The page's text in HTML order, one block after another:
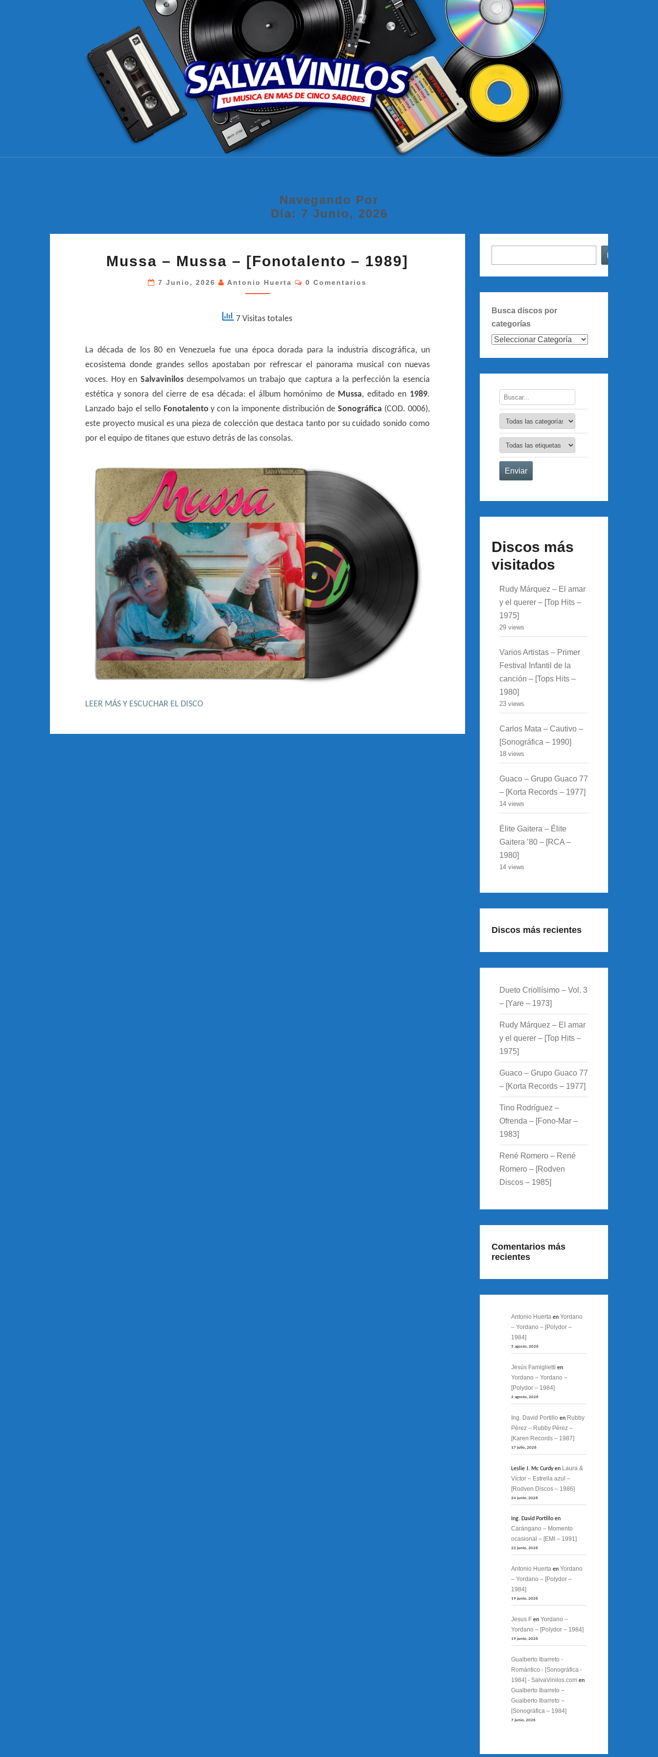
Tu
Música
En Más
De
Navegando Por
Día: 7 Junio, 2026
–
MUSSA
–
–
Mussa – Mussa – [Fonotalento – 1989]
7 Junio, 2026 Antonio Huerta Comentarios
0 Comentarios
7 Visitas totales
La década de los 80 en Venezuela fue una época dorada para la industria discográfica, un
ecosistema donde grandes sellos apostaban por refrescar el panorama musical con nuevas
voces. Hoy en Salvavinilosdesempolvamos un trabajo que captura a la perfección la esencia
estética y sonora del cierre de esa década: el álbum homónimo de Mussa, editado en 1989.
Lanzado bajo el sello Fonotalento y con la imponente distribución de Sonográfica (COD. 0006),
este proyecto musical es una pieza de colección que destaca tanto por su cuidado sonido como
por el equipo de titanes que estuvo detrás de las consolas.
LEER MÁS Y ESCUCHAR EL DISCO
Buscar
Busca discos por
categorías
Discos más
visitados
Rudy Márquez – El amar
y el querer – [Top Hits –
1975]
29 views
Varios Artistas – Primer
Festival Infantil de la
canción – [Tops Hits –
1980]
23 views
Carlos Mata – Cautivo –
[Sonográfica – 1990]
18 views
Guaco – Grupo Guaco 77
– [Korta Records – 1977]
14 views
Élite Gaitera – Élite
Gaitera ’80 – [RCA –
1980]
14 views
Discos más recientes
Dueto Criollísimo – Vol. 3
– [Yare – 1973]
Rudy Márquez – El amar
y el querer – [Top Hits –
1975]
Guaco – Grupo Guaco 77
– [Korta Records – 1977]
Tino Rodríguez –
Ofrenda – [Fono-Mar –
1983]
René Romero – René
Romero – [Rodven
Discos – 1985]
Comentarios más
recientes
Antonio Huertaen Yordano
– Yordano – [Polydor –
1984]
5 agosto, 2026
Jesús Famiglietti en
Yordano – Yordano –
[Polydor – 1984]
2 agosto, 2026
Ing. David Portillo en Rubby
Pérez – Rubby Pérez –
[Karen Records – 1987]
17 julio, 2026
Leslie J. Mc Curdyen Laura &
Víctor – Estrella azul –
[Rodven Discos – 1986]
24 junio, 2026
Ing. David Portilloen
Carángano – Momento
ocasional – [EMI – 1991]
22 junio, 2026
Antonio Huertaen Yordano
– Yordano – [Polydor –
1984]
19 junio, 2026
Jesus Fen Yordano –
Yordano – [Polydor – 1984]
19 junio, 2026
Gualberto Ibarreto -
Romántico - [Sonográfica -
1984] - SalvaVinilos.comen
Gualberto Ibarreto –
Gualberto Ibarreto –
[Sonográfica – 1984]
7 junio, 2026